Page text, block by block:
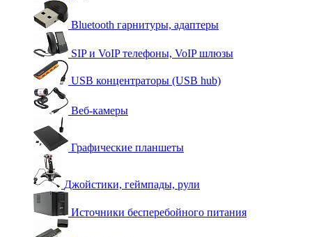
Bluetooth гарнитуры, адаптеры
SIP и VoIP телефоны, VoIP шлюзы
USB концентраторы (USB hub)
Веб-камеры
Графические планшеты
Джойстики, геймпады, рули
Источники бесперебойного питания